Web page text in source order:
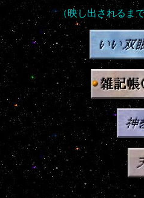
（映し出されるま